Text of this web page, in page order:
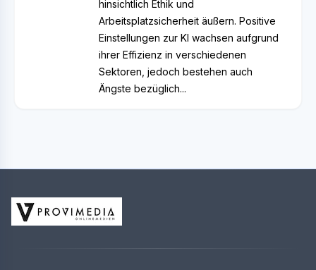
hinsichtlich Ethik und
Arbeitsplatzsicherheit äußern. Positive
Einstellungen zur KI wachsen aufgrund
ihrer Effizienz in verschiedenen
Sektoren, jedoch bestehen auch
Ängste bezüglich...